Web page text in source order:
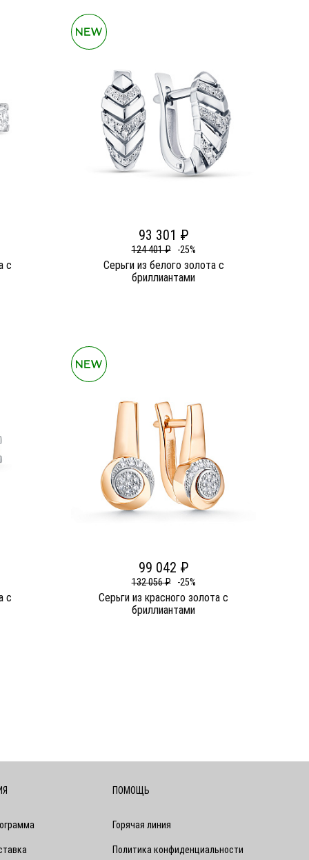
c
93 301 ₽
124 401 ₽ -25%
Серьги из белого золота c
бриллиантами
c
99 042 ₽
132 056 ₽ -25%
Серьги из красного золота c
бриллиантами
ПОМОЩЬ
Горячая линия
Политика конфиденциальности